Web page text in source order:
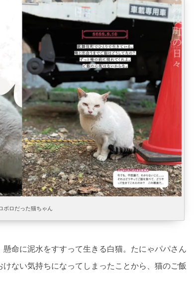
ボロだった猫ちゃん
命に泥水をすすって生きる白猫。たにゃパパさん
ない気持ちになってしまったことから、猫のご飯